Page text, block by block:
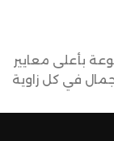
بأعلى معايير
في كل زاوية